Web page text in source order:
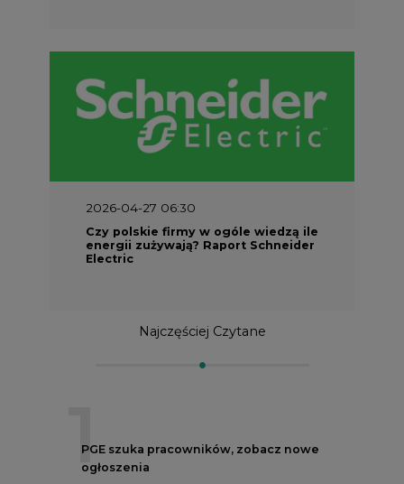
2026-04-27 06:30
Electric
2
Budowa terminala intermodalnego w